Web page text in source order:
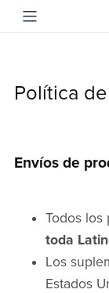
Política
Envíos de
Todos los
toda
Los
Estados